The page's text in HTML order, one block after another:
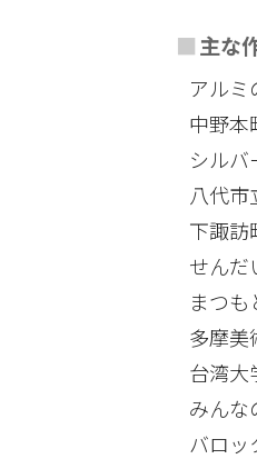
■主な
アルミ
中野本
シルバ
八代
下諏訪
せんだ
まつ
多摩美
台湾大
みんな
バロ